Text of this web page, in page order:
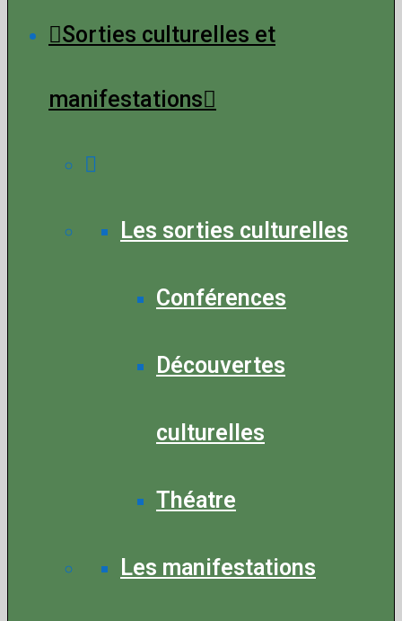
Sorties culturelles et
manifestations
Les sorties culturelles
Conférences
Découvertes
culturelles
Théatre
Les manifestations